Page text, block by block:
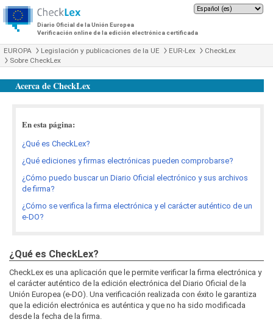
Diario Oficial de la Unión Europea
Verificación online de la edición electrónica certificada
EUROPA Legislación y publicaciones de la UE EUR-Lex
CheckLex
Sobre CheckLex
Acerca de CheckLex
En esta página:
¿Qué es CheckLex?
¿Qué ediciones y firmas electrónicas pueden comprobarse?
¿Cómo puedo buscar un Diario Oficial electrónico y sus archivos
de firma?
¿Cómo se verifica la firma electrónica y el carácter auténtico de un
e-DO?
¿Qué es CheckLex?
CheckLex es una aplicación que le permite verificar la firma electrónica y
el carácter auténtico de la edición electrónica del Diario Oficial de la
Unión Europea (e-DO). Una verificación realizada con éxito le garantiza
que la edición electrónica es auténtica y que no ha sido modificada
desde la fecha de la firma.